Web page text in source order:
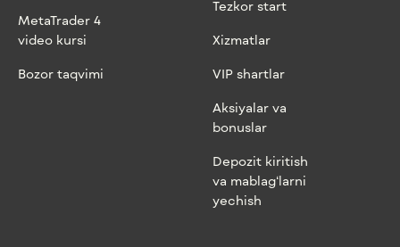
MetaTrader 4
video kursi
Bozor taqvimi
Tezkor start
Xizmatlar
VIP shartlar
Aksiyalar va
bonuslar
Depozit kiritish
va mablag‘larni
yechish